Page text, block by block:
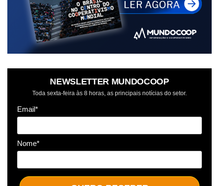
NEWSLETTER MUNDOCOOP
Toda sexta-feira às 8 horas, as principais notícias do setor.
Email*
Nome*